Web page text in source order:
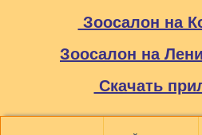
Зоосалон на
Зоосалон на
Скачать